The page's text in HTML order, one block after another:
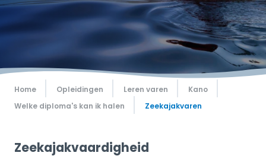
Home Opleidingen Leren varen
Kano
Welke diploma's kan ik halen
Zeekajakvaren
Zeekajakvaardigheid